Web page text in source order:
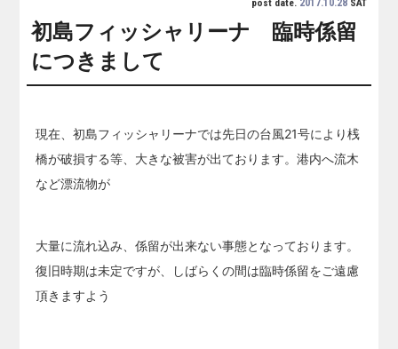
post date. 2017.10.28SAT
初島フィッシャリーナ 臨時係留
につきまして
現在、初島フィッシャリーナでは先日の台風21号により桟
橋が破損する等、大きな被害が出ております。港内へ流木
など漂流物が
大量に流れ込み、係留が出来ない事態となっております。
復旧時期は未定ですが、しばらくの間は臨時係留をご遠慮
頂きますよう